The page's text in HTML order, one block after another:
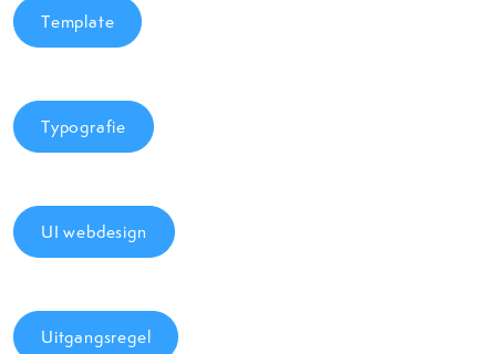
Template
Typografie
UI webdesign
Uitgangsregel